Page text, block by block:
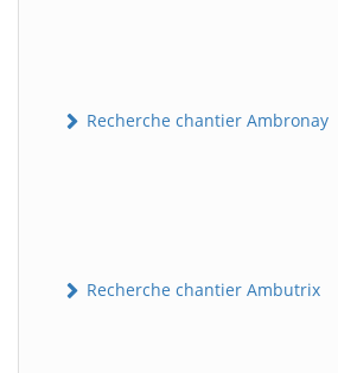
Recherche chantier Ambronay
Recherche chantier Ambutrix